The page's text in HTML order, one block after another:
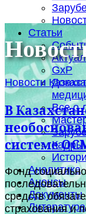
Статьи
GxP
Все о
Кадры
Аналитика
Анонсы
Документы
Литература
Новости
В
системе
Фонд
средств
страхования и